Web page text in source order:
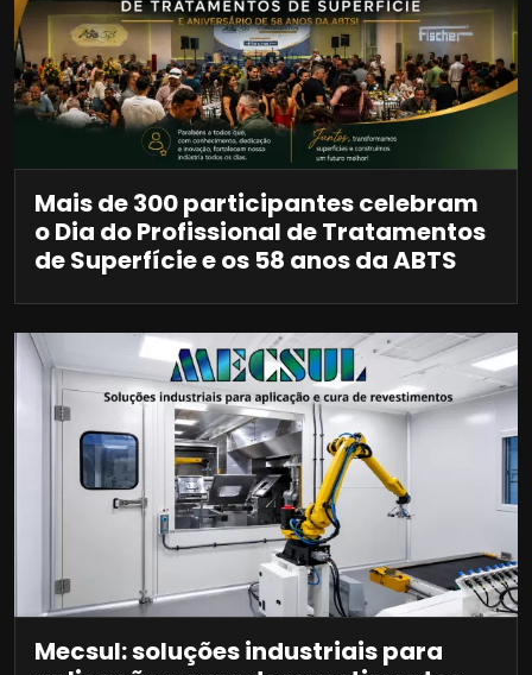
Mais de 300 participantes celebram
o Dia do Profissional de Tratamentos
de Superfície e os 58 anos da ABTS
Mecsul: soluções industriais para